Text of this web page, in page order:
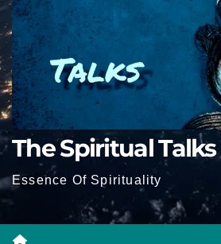
The Spiritual Talks
Essence Of Spirituality